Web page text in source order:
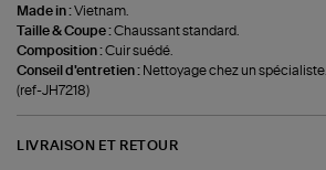
Made in :Vietnam.
Taille & Coupe :Chaussant standard.
Composition :Cuir suédé.
Conseil d'entretien : Nettoyage chez un spécialiste.
(ref-JH7218)
LIVRAISON ET RETOUR